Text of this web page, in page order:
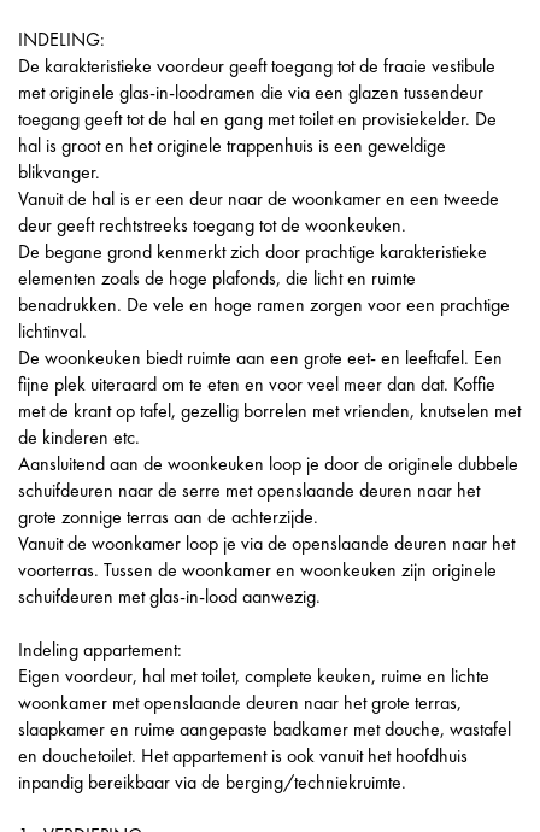
INDELING:
De karakteristieke voordeur geeft toegang tot de fraaie vestibule
met originele glas-in-loodramen die via een glazen tussendeur
toegang geeft tot de hal en gang met toilet en provisiekelder. De
hal is groot en het originele trappenhuis is een geweldige
blikvanger.
Vanuit de hal is er een deur naar de woonkamer en een tweede
deur geeft rechtstreeks toegang tot de woonkeuken.
De begane grond kenmerkt zich door prachtige karakteristieke
elementen zoals de hoge plafonds, die licht en ruimte
benadrukken. De vele en hoge ramen zorgen voor een prachtige
lichtinval.
De woonkeuken biedt ruimte aan een grote eet- en leeftafel. Een
fijne plek uiteraard om te eten en voor veel meer dan dat. Koffie
met de krant op tafel, gezellig borrelen met vrienden, knutselen met
de kinderen etc.
Aansluitend aan de woonkeuken loop je door de originele dubbele
schuifdeuren naar de serre met openslaande deuren naar het
grote zonnige terras aan de achterzijde.
Vanuit de woonkamer loop je via de openslaande deuren naar het
voorterras. Tussen de woonkamer en woonkeuken zijn originele
schuifdeuren met glas-in-lood aanwezig.
Indeling appartement:
Eigen voordeur, hal met toilet, complete keuken, ruime en lichte
woonkamer met openslaande deuren naar het grote terras,
slaapkamer en ruime aangepaste badkamer met douche, wastafel
en douchetoilet. Het appartement is ook vanuit het hoofdhuis
inpandig bereikbaar via de berging/techniekruimte.